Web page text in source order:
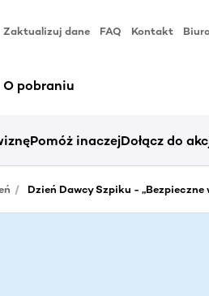
Zaktualizuj dane FAQ Kontakt
O pobraniu
Pomóż inaczejDołącz do
Dzień Dawcy Szpiku - „Bezpieczne